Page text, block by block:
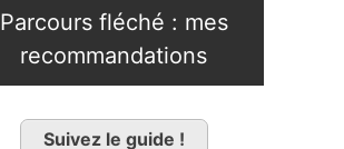
Parcours fléché : mes
recommandations
Suivez le guide !